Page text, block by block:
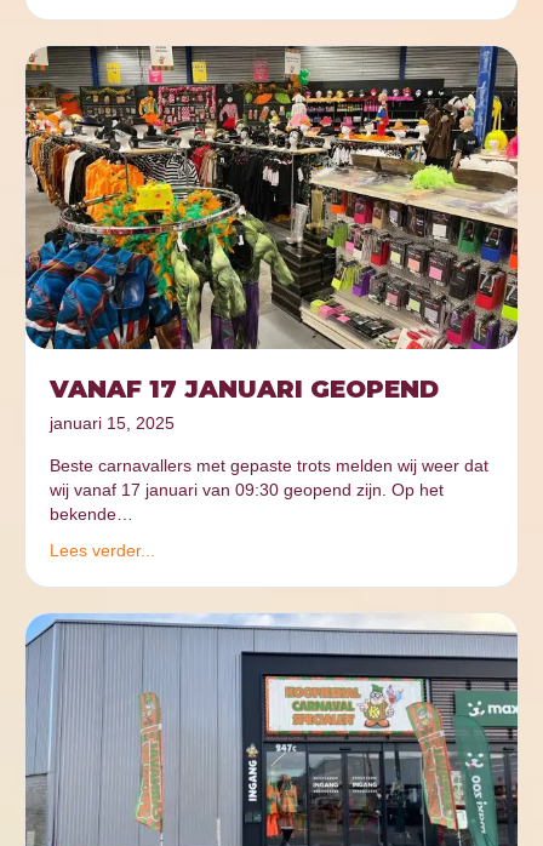
VANAF 17 JANUARI GEOPEND
januari 15, 2025
Beste carnavallers met gepaste trots melden wij weer dat
wij vanaf 17 januari van 09:30 geopend zijn. Op het
bekende…
Lees verder...